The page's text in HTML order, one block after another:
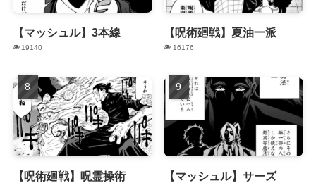
【マッシュル】3本線
19140
【呪術廻戦】夏油一派
16176
【呪術廻戦】呪霊操術 【マッシュル】サーズ